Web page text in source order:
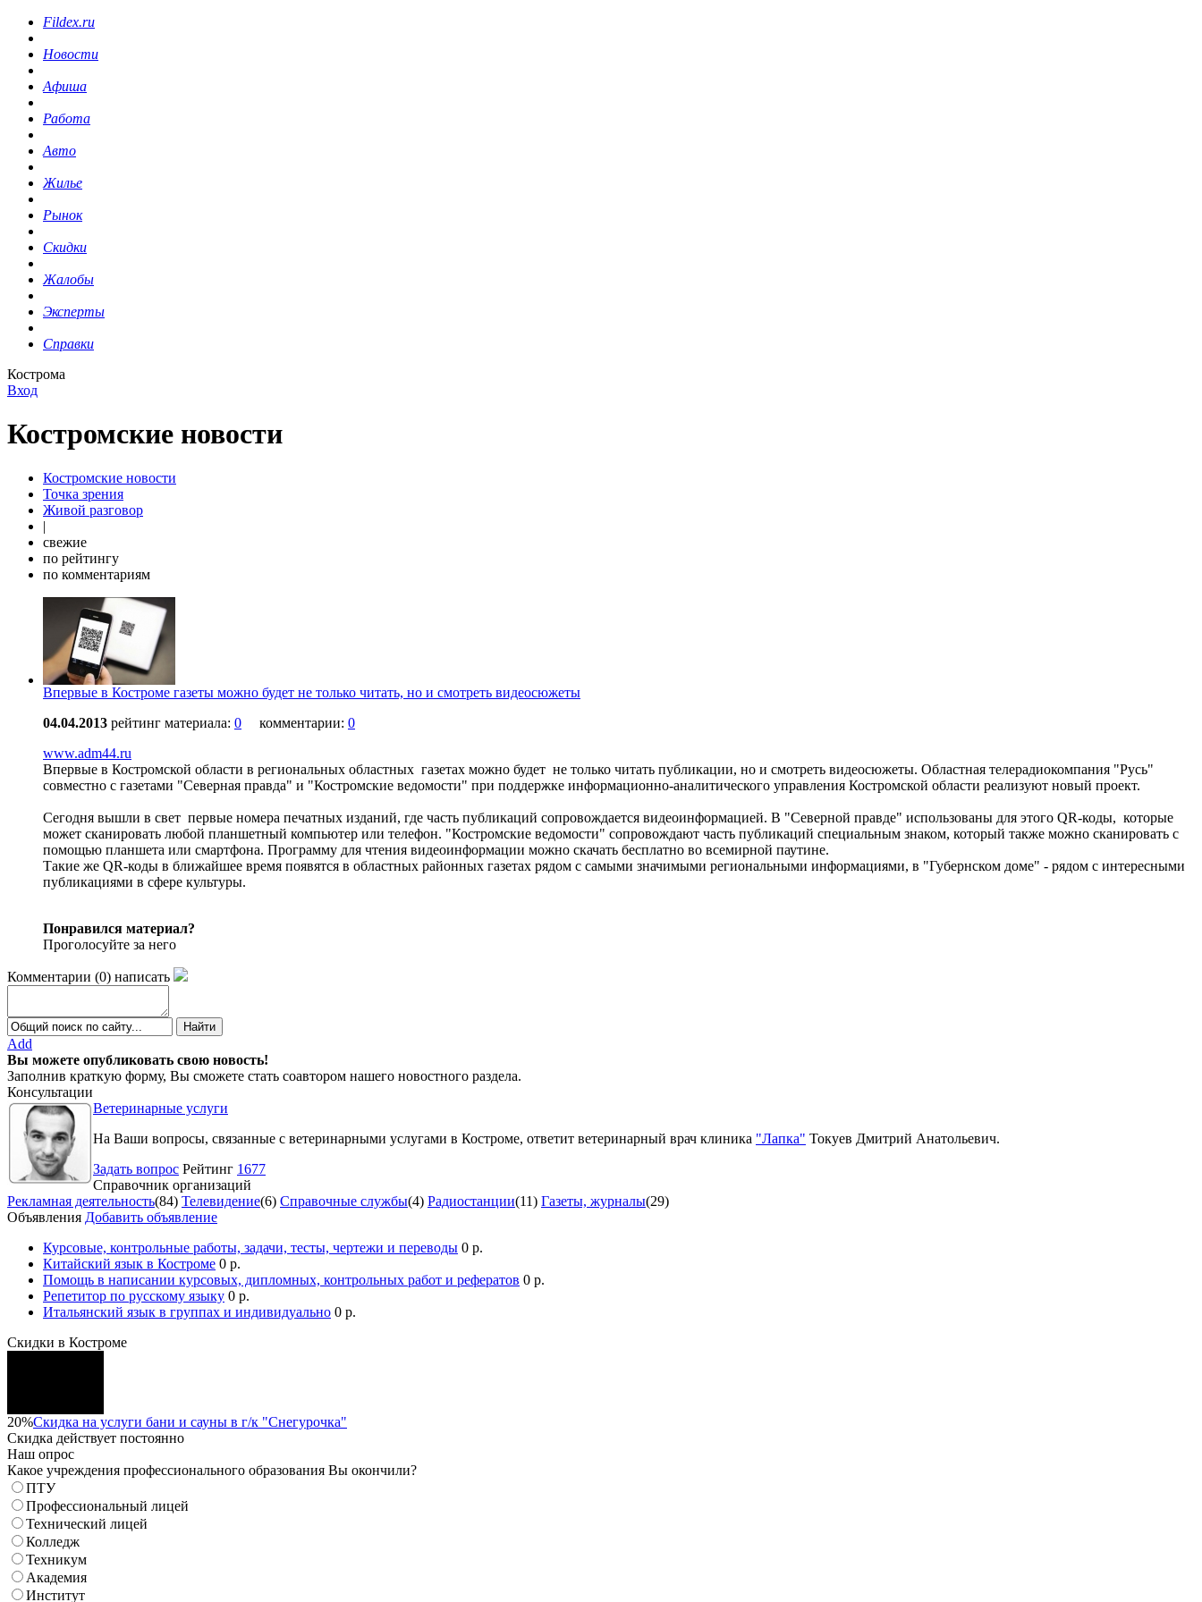
Fildex.ru
Новости
Афиша
Работа
Авто
Жилье
Рынок
Скидки
Жалобы
Эксперты
Справки
Кострома
Вход
Костромские новости
Костромские новости
Точка зрения
Живой разговор
|
свежие
по рейтингу
по комментариям
Впервые в Костроме газеты можно будет не только читать, но и смотреть видеосюжеты
04.04.2013 рейтинг материала: 0 комментарии: 0
www.adm44.ru
Впервые в Костромской области в региональных областных газетах можно будет не только читать публикации, но и смотреть видеосюжеты. Областная телерадиокомпания "Русь"
совместно с газетами "Северная правда" и "Костромские ведомости" при поддержке информационно-аналитического управления Костромской области реализуют новый проект.
Сегодня вышли в свет первые номера печатных изданий, где часть публикаций сопровождается видеоинформацией. В "Северной правде" использованы для этого QR-коды, которые
может сканировать любой планшетный компьютер или телефон. "Костромские ведомости" сопровождают часть публикаций специальным знаком, который также можно сканировать с
помощью планшета или смартфона. Программу для чтения видеоинформации можно скачать бесплатно во всемирной паутине.
Такие же QR-коды в ближайшее время появятся в областных районных газетах рядом с самыми значимыми региональными информациями, в "Губернском доме" - рядом с интересными
публикациями в сфере культуры.
Понравился материал?
Проголосуйте за него
Комментарии (0) написать
Add
Вы можете опубликовать свою новость!
Заполнив краткую форму, Вы сможете стать соавтором нашего новостного раздела.
Консультации
Ветеринарные услуги
На Ваши вопросы, связанные с ветеринарными услугами в Костроме, ответит ветеринарный врач клиника "Лапка" Токуев Дмитрий Анатольевич.
Задать вопрос Рейтинг 1677
Справочник организаций
Рекламная деятельность(84) Телевидение(6) Справочные службы(4) Радиостанции(11) Газеты, журналы(29)
Объявления Добавить объявление
Курсовые, контрольные работы, задачи, тесты, чертежи и переводы 0 р.
Китайский язык в Костроме 0 р.
Помощь в написании курсовых, дипломных, контрольных работ и рефератов 0 р.
Репетитор по русскому языку 0 р.
Итальянский язык в группах и индивидуально 0 р.
Скидки в Костроме
20%Скидка на услуги бани и сауны в г/к "Снегурочка"
Скидка действует постоянно
Наш опрос
Какое учреждения профессионального образования Вы окончили?
ПТУ
Профессиональный лицей
Технический лицей
Колледж
Техникум
Академия
Институт